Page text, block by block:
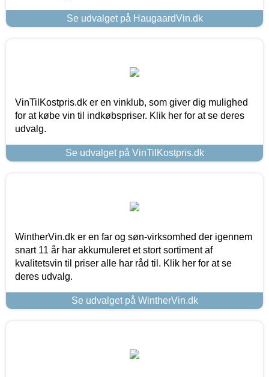
Se udvalget på HaugaardVin.dk
VinTilKostpris.dk er en vinklub, som giver dig mulighed
for at købe vin til indkøbspriser. Klik her for at se deres
udvalg.
Se udvalget på VinTilKostpris.dk
WintherVin.dk er en far og søn-virksomhed der igennem
snart 11 år har akkumuleret et stort sortiment af
kvalitetsvin til priser alle har råd til. Klik her for at se
deres udvalg.
Se udvalget på WintherVin.dk